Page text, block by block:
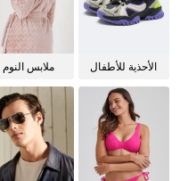
الأحذية للأطفال
ملابس النوم